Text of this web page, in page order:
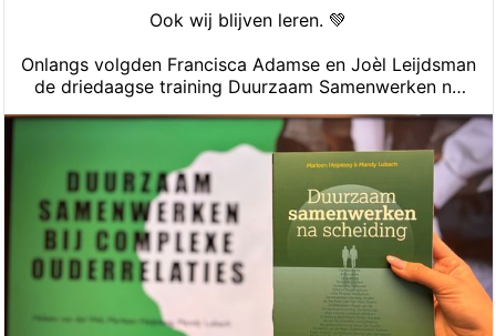
Ook wij blijven leren. 💚
Onlangs volgden Francisca Adamse en Joèl Leijdsman
de driedaagse training Duurzaam Samenwerken na
Scheiding bij Heleen van der Wel en Mandy Lubach.
De inzichten uit deze training sluiten mooi aan bij
onze visie op het ondersteunen van ouders en
kinderen na een scheiding.
https://lnkd.in/ekX8kvcy